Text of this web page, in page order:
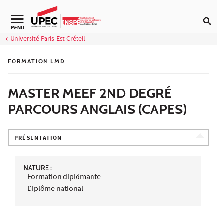
Aller au contenu
Navigation secondaire
MENU
Université Paris-Est Créteil
FORMATION LMD
MASTER MEEF 2ND DEGRÉ
PARCOURS ANGLAIS (CAPES)
PRÉSENTATION
NATURE :
Formation diplômante
Diplôme national